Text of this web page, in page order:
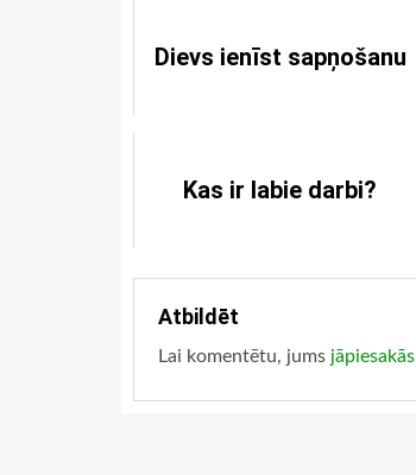
Dievs ienīst sapņošanu
Kas ir labie darbi?
Atbildēt
Lai komentētu, jums jāpiesakās